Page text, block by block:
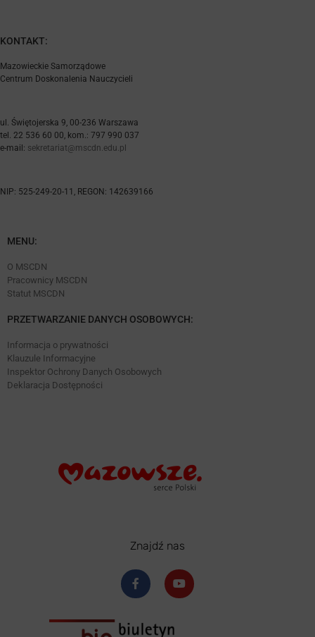
KONTAKT:
Mazowieckie Samorządowe
Centrum Doskonalenia Nauczycieli
ul. Świętojerska 9, 00-236 Warszawa
tel. 22 536 60 00, kom.: 797 990 037
e-mail: sekretariat@mscdn.edu.pl
NIP: 525-249-20-11, REGON: 142639166
MENU:
O MSCDN
Pracownicy MSCDN
Statut MSCDN
PRZETWARZANIE DANYCH OSOBOWYCH:
Informacja o prywatności
Klauzule Informacyjne
Inspektor Ochrony Danych Osobowych
Deklaracja Dostępności
Znajdź nas